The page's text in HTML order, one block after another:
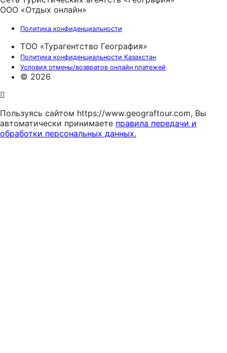
ООО «Отдых онлайн»
Политика конфиденциальности
ТОО «Турагентство География»
Политика конфиденциальности Казахстан
Условия отмены/возвратов онлайн платежей
© 2026
Пользуясь сайтом https://www.geograftour.com, Вы
автоматически принимаете правила передачи и
обработки персональных данных.